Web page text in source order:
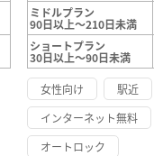
ミドルプラン
90日以上～210日未満
ショートプラン
30日以上～90日未満
女性向け
駅近
インターネット無料
オートロック